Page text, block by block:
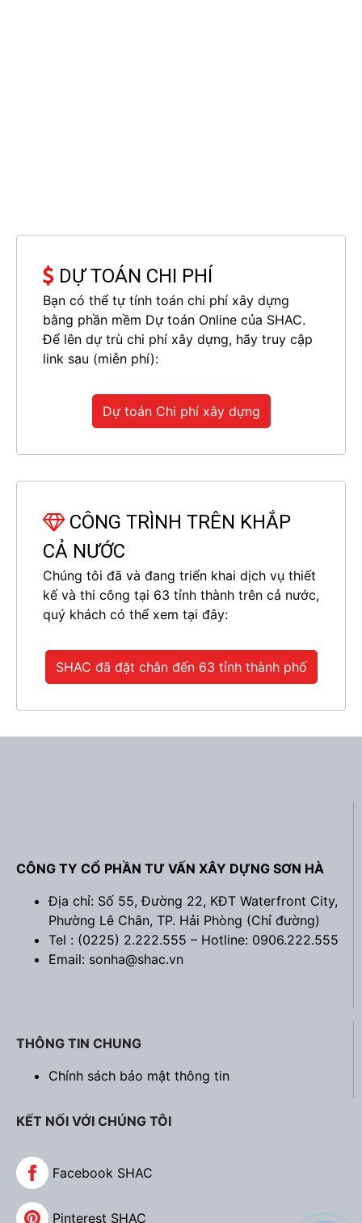
DỰ TOÁN CHI PHÍ
Bạn có thể tự tính toán chi phí xây dựng
bằng phần mềm Dự toán Online của SHAC.
Để lên dự trù chi phí xây dựng, hãy truy cập
link sau (miễn phí):
Dự toán Chi phí xây dựng
CÔNG TRÌNH TRÊN KHẮP
CẢ NƯỚC
Chúng tôi đã và đang triển khai dịch vụ thiết
kế và thi công tại 63 tỉnh thành trên cả nước,
quý khách có thể xem tại đây:
SHAC đã đặt chân đến 63 tỉnh thành phố
CÔNG TY CỔ PHẦN TƯ VẤN XÂY DỰNG SƠN HÀ
Địa chỉ: Số 55, Đường 22, KĐT Waterfront City,
Phường Lê Chân, TP. Hải Phòng (Chỉ đường)
Tel : (0225) 2.222.555 – Hotline: 0906.222.555
Email: sonha@shac.vn
THÔNG TIN CHUNG
Chính sách bảo mật thông tin
KẾT NỐI VỚI CHÚNG TÔI
Facebook SHAC
Pinterest SHAC